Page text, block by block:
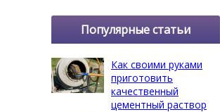
Популярные статьи
Как своими руками
приготовить
качественный
цементный раствор